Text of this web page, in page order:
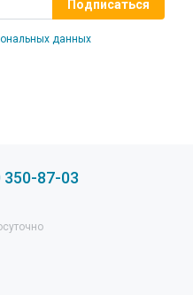
данных
350-87-03